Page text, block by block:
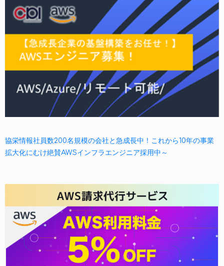
協栄情報社員数200名規模の会社と急成長中！これから10年の事業
拡大化にむけ絶賛AWSインフラエンジニア採用中～